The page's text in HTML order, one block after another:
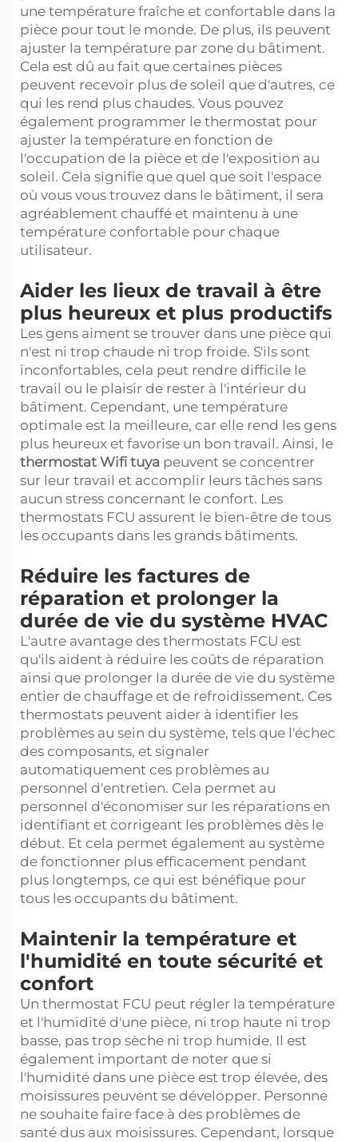
une température fraîche et confortable dans la
pièce pour tout le monde. De plus, ils peuvent
ajuster la température par zone du bâtiment.
Cela est dû au fait que certaines pièces
peuvent recevoir plus de soleil que d'autres, ce
qui les rend plus chaudes. Vous pouvez
également programmer le thermostat pour
ajuster la température en fonction de
l'occupation de la pièce et de l'exposition au
soleil. Cela signifie que quel que soit l'espace
où vous vous trouvez dans le bâtiment, il sera
agréablement chauffé et maintenu à une
température confortable pour chaque
utilisateur.
Aider les lieux de travail à être
plus heureux et plus productifs
Les gens aiment se trouver dans une pièce qui
n'est ni trop chaude ni trop froide. S'ils sont
inconfortables, cela peut rendre difficile le
travail ou le plaisir de rester à l'intérieur du
bâtiment. Cependant, une température
optimale est la meilleure, car elle rend les gens
plus heureux et favorise un bon travail. Ainsi, le
thermostat Wifi tuya peuvent se concentrer
sur leur travail et accomplir leurs tâches sans
aucun stress concernant le confort. Les
thermostats FCU assurent le bien-être de tous
les occupants dans les grands bâtiments.
Réduire les factures de
réparation et prolonger la
durée de vie du système HVAC
L'autre avantage des thermostats FCU est
qu'ils aident à réduire les coûts de réparation
ainsi que prolonger la durée de vie du système
entier de chauffage et de refroidissement. Ces
thermostats peuvent aider à identifier les
problèmes au sein du système, tels que l'échec
des composants, et signaler
automatiquement ces problèmes au
personnel d'entretien. Cela permet au
personnel d'économiser sur les réparations en
identifiant et corrigeant les problèmes dès le
début. Et cela permet également au système
de fonctionner plus efficacement pendant
plus longtemps, ce qui est bénéfique pour
tous les occupants du bâtiment.
Maintenir la température et
l'humidité en toute sécurité et
confort
Un thermostat FCU peut régler la température
et l'humidité d'une pièce, ni trop haute ni trop
basse, pas trop sèche ni trop humide. Il est
également important de noter que si
l'humidité dans une pièce est trop élevée, des
moisissures peuvent se développer. Personne
ne souhaite faire face à des problèmes de
santé dus aux moisissures. Cependant, lorsque